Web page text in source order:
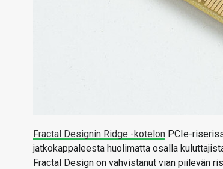
Fractal Designin Ridge -kotelon PCIe-
jatkokappaleesta huolimatta osalla
Fractal Design on vahvistanut vian piilevän